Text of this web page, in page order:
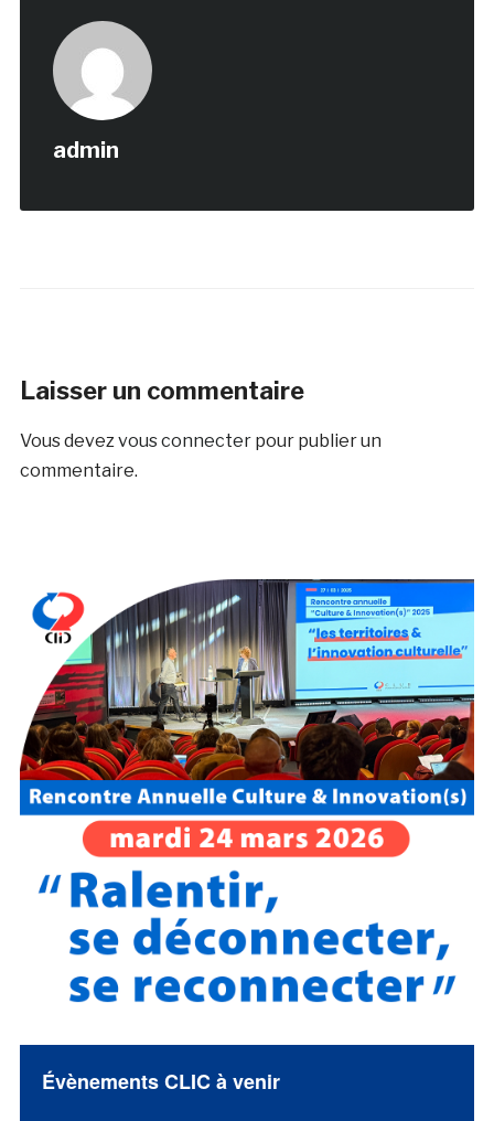
admin
Laisser un commentaire
Vous devezvous connecterpour publier un
commentaire.
Évènements CLIC à venir